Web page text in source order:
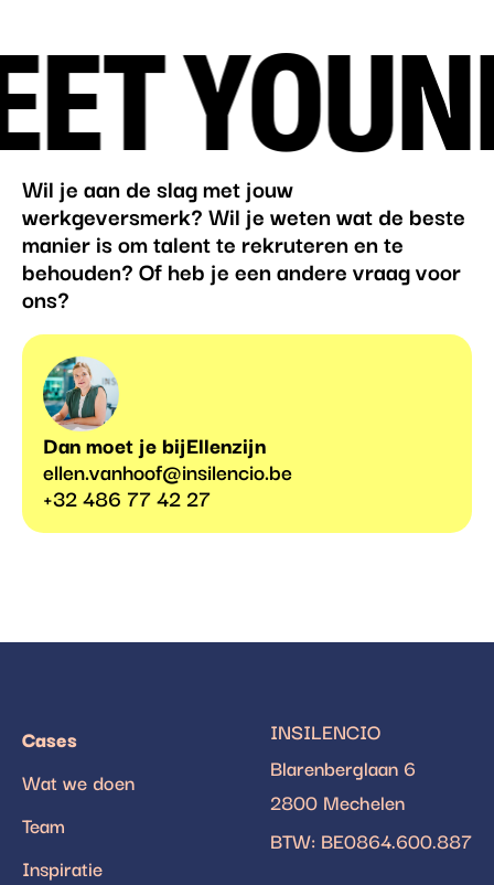
YOU
Wil je aan de slag met jouw
werkgeversmerk? Wil je weten wat de beste
manier is om talent te rekruteren en te
behouden? Of heb je een andere vraag voor
ons?
Dan moet je bijEllenzijn
ellen.vanhoof@insilencio.be
+32 486 77 42 27
Cases
Wat we doen
Team
Inspiratie
INSILENCIO
Blarenberglaan 6
2800 Mechelen
BTW: BE0864.600.887